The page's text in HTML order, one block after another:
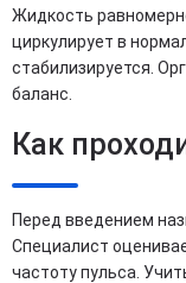
Жидкость
циркулирует в
стабилизируется.
баланс.
Как
Перед введением
Специалист
частоту пульса.